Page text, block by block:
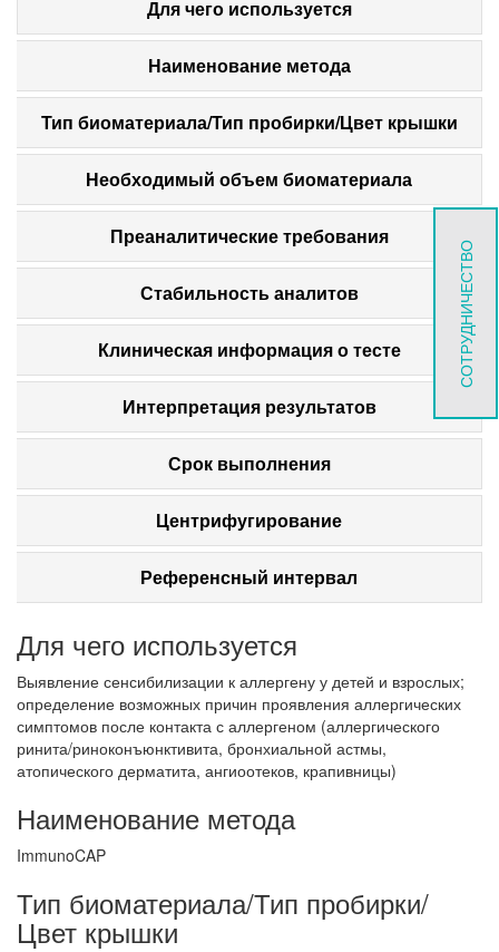
Для чего используется
Наименование метода
Тип биоматериала/Тип пробирки/Цвет крышки
Необходимый объем биоматериала
Преаналитические требования
Стабильность аналитов
Клиническая информация о тесте
Интерпретация результатов
Срок выполнения
Центрифугирование
Референсный интервал
Для чего используется
Выявление сенсибилизации к аллергену у детей и взрослых;
определение возможных причин проявления аллергических
симптомов после контакта с аллергеном (аллергического
ринита/риноконъюнктивита, бронхиальной астмы,
атопического дерматита, ангиоотеков, крапивницы)
Наименование метода
ImmunoCAP
Тип биоматериала/Тип пробирки/
Цвет крышки
СОТРУДНИЧЕСТВО